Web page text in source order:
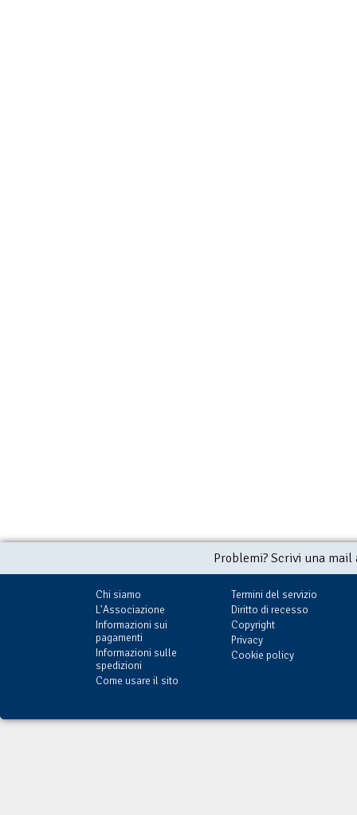
Problemi? Scrivi una
Chi siamo
L'Associazione
Informazioni sui
pagamenti
Informazioni sulle
spedizioni
Come usare il sito
Termini del servizio
Diritto di recesso
Copyright
Privacy
Cookie policy